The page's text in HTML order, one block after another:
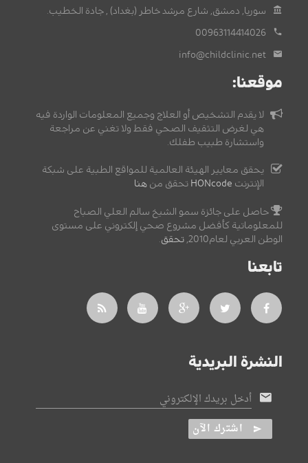
سوريا, دمشق, شارع مرشد خاطر (بغداد) , جادة الخطيب.
00963114414026
info@childclinic.net
موقعنا:
لا يقدم التشخيص أو العلاج وجميع المعلومات الواردة فيه
هي لغرض التثقيف الصحي فقط ولا تغني عن مراجعة
واستشارة طبيب طفلك.
يحقق معايير الهيئة العالمية للمواقع الطبية على شبكة
الإنترنت HONcode تحقق من هنا
حاصل على جائزة سمو الشيخ سالم العلي الصباح
للمعلوماتية كأفضل مشروع صحي إلكتروني على مستوى
الوطن العربي لعام2010,
تحقق
تابعنا
النشرة البريدية
أدخل بريدك الإلكتروني
اشترك الآن